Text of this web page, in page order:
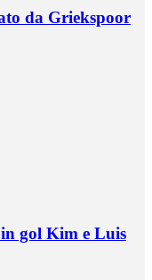
da Griekspoor
gol Kim e Luis